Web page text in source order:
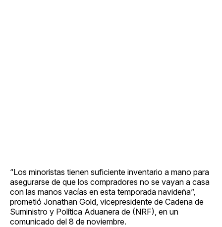
“Los minoristas tienen suficiente inventario a mano para
asegurarse de que los compradores no se vayan a casa
con las manos vacías en esta temporada navideña”,
prometió Jonathan Gold, vicepresidente de Cadena de
Suministro y Política Aduanera de (NRF), en un
comunicado del 8 de noviembre.